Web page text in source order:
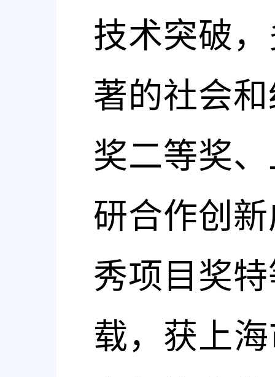
技术突破
著的社会
奖二等奖
研合作创
秀项目奖
载，获上